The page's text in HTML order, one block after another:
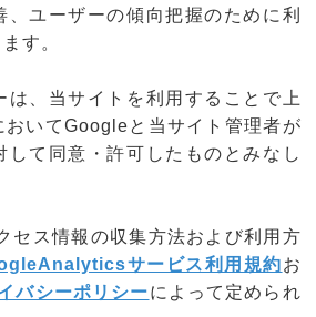
、ユーザーの傾向把握のために利
す。
は、当サイトを利用することで上
おいてGoogleと当サイト管理者が
して同意・許可したものとみなし
セス情報の収集方法および利用方
サービス利用規約お
バシーポリシーによって定められ